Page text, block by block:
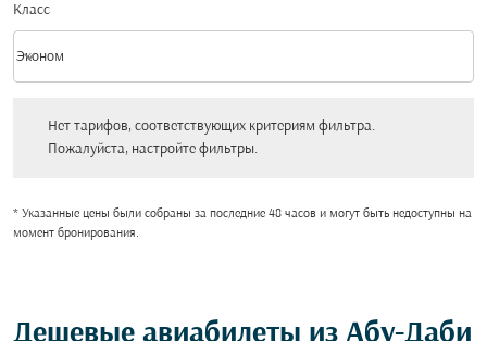
Класс
Класс option Эконом Selected
Эконом
keyboard_arrow_down
Нет тарифов, соответствующих критериям фильтра.
Пожалуйста, настройте фильтры.
* Указанные цены были собраны за последние 48 часов и могут быть недоступны на
момент бронирования.
Дешевые авиабилеты из Абу-Даби